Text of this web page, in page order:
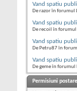
Vand spatiu
De razor în forumul
Vand spatiu
De recoil în
Vand spatiu
De Petru87 în
Vand spatiu
De geme în
Permisiuni postare